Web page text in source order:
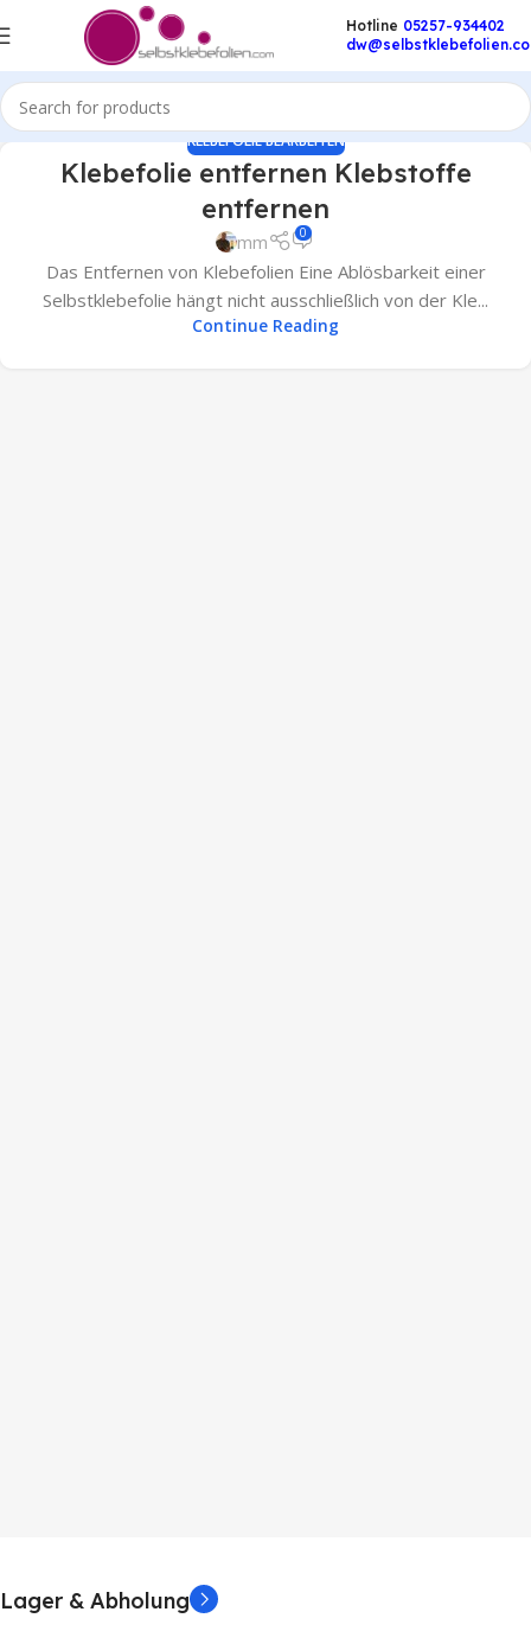
Hotline 05257-934402
KLEBEFOLIE BEARBEITEN
Klebefolie entfernen Klebstoffe
entfernen
mm 0
Das Entfernen von Klebefolien Eine Ablösbarkeit einer
Selbstklebefolie hängt nicht ausschließlich von der Kle...
Continue Reading
Lager & Abholung